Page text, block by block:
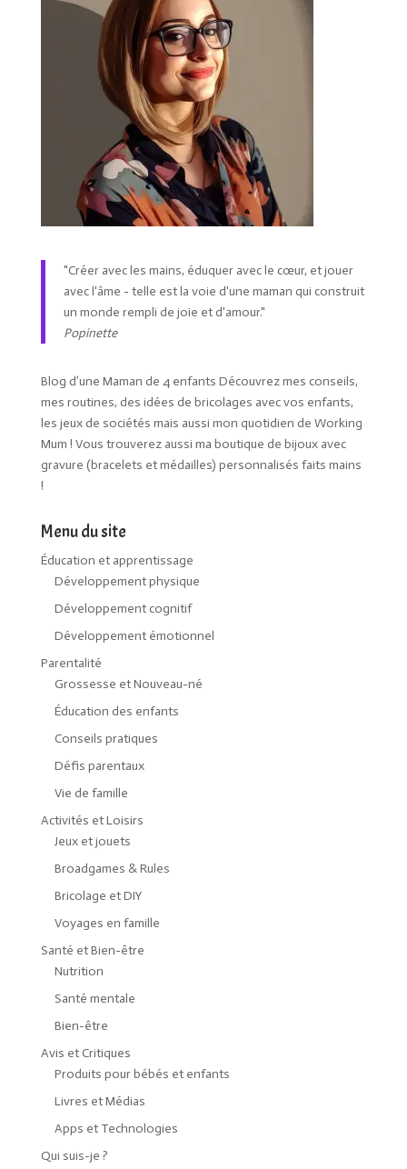
"Créer avec les mains, éduquer avec le cœur, et jouer
avec l'âme - telle est la voie d'une maman qui construit
un monde rempli de joie et d'amour."
Popinette
Blog d’une Maman de 4 enfants Découvrez mes conseils,
mes routines, des idées de bricolages avec vos enfants,
les jeux de sociétés mais aussi mon quotidien de Working
Mum ! Vous trouverez aussi ma boutique de bijoux avec
gravure (bracelets et médailles) personnalisés faits mains
!
Menu du site
Éducation et apprentissage
Développement physique
Développement cognitif
Développement émotionnel
Parentalité
Grossesse et Nouveau-né
Éducation des enfants
Conseils pratiques
Défis parentaux
Vie de famille
Activités et Loisirs
Jeux et jouets
Broadgames & Rules
Bricolage et DIY
Voyages en famille
Santé et Bien-être
Nutrition
Santé mentale
Bien-être
Avis et Critiques
Produits pour bébés et enfants
Livres et Médias
Apps et Technologies
Qui suis-je ?